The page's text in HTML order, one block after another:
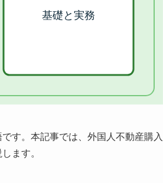
す。本記事では、外国人不動産購入
ます。